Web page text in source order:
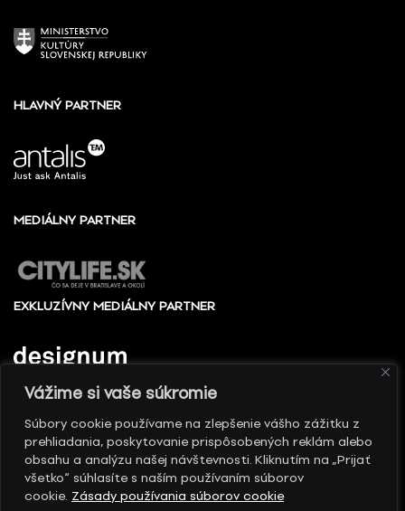
Vážime si vaše súkromie
Súbory cookie používame na zlepšenie vášho zážitku z
prehliadania, poskytovanie prispôsobených reklám alebo
obsahu a analýzu našej návštevnosti. Kliknutím na „Prijať
všetko“ súhlasíte s naším používaním súborov
cookie. Zásady používania súborov cookie
HLAVNÝ PARTNER
MEDIÁLNY PARTNER
EXKLUZÍVNY MEDIÁLNY PARTNER
© 2010 - 2026 Slovenské centrum dizajnu, Všetky
práva vyhradené